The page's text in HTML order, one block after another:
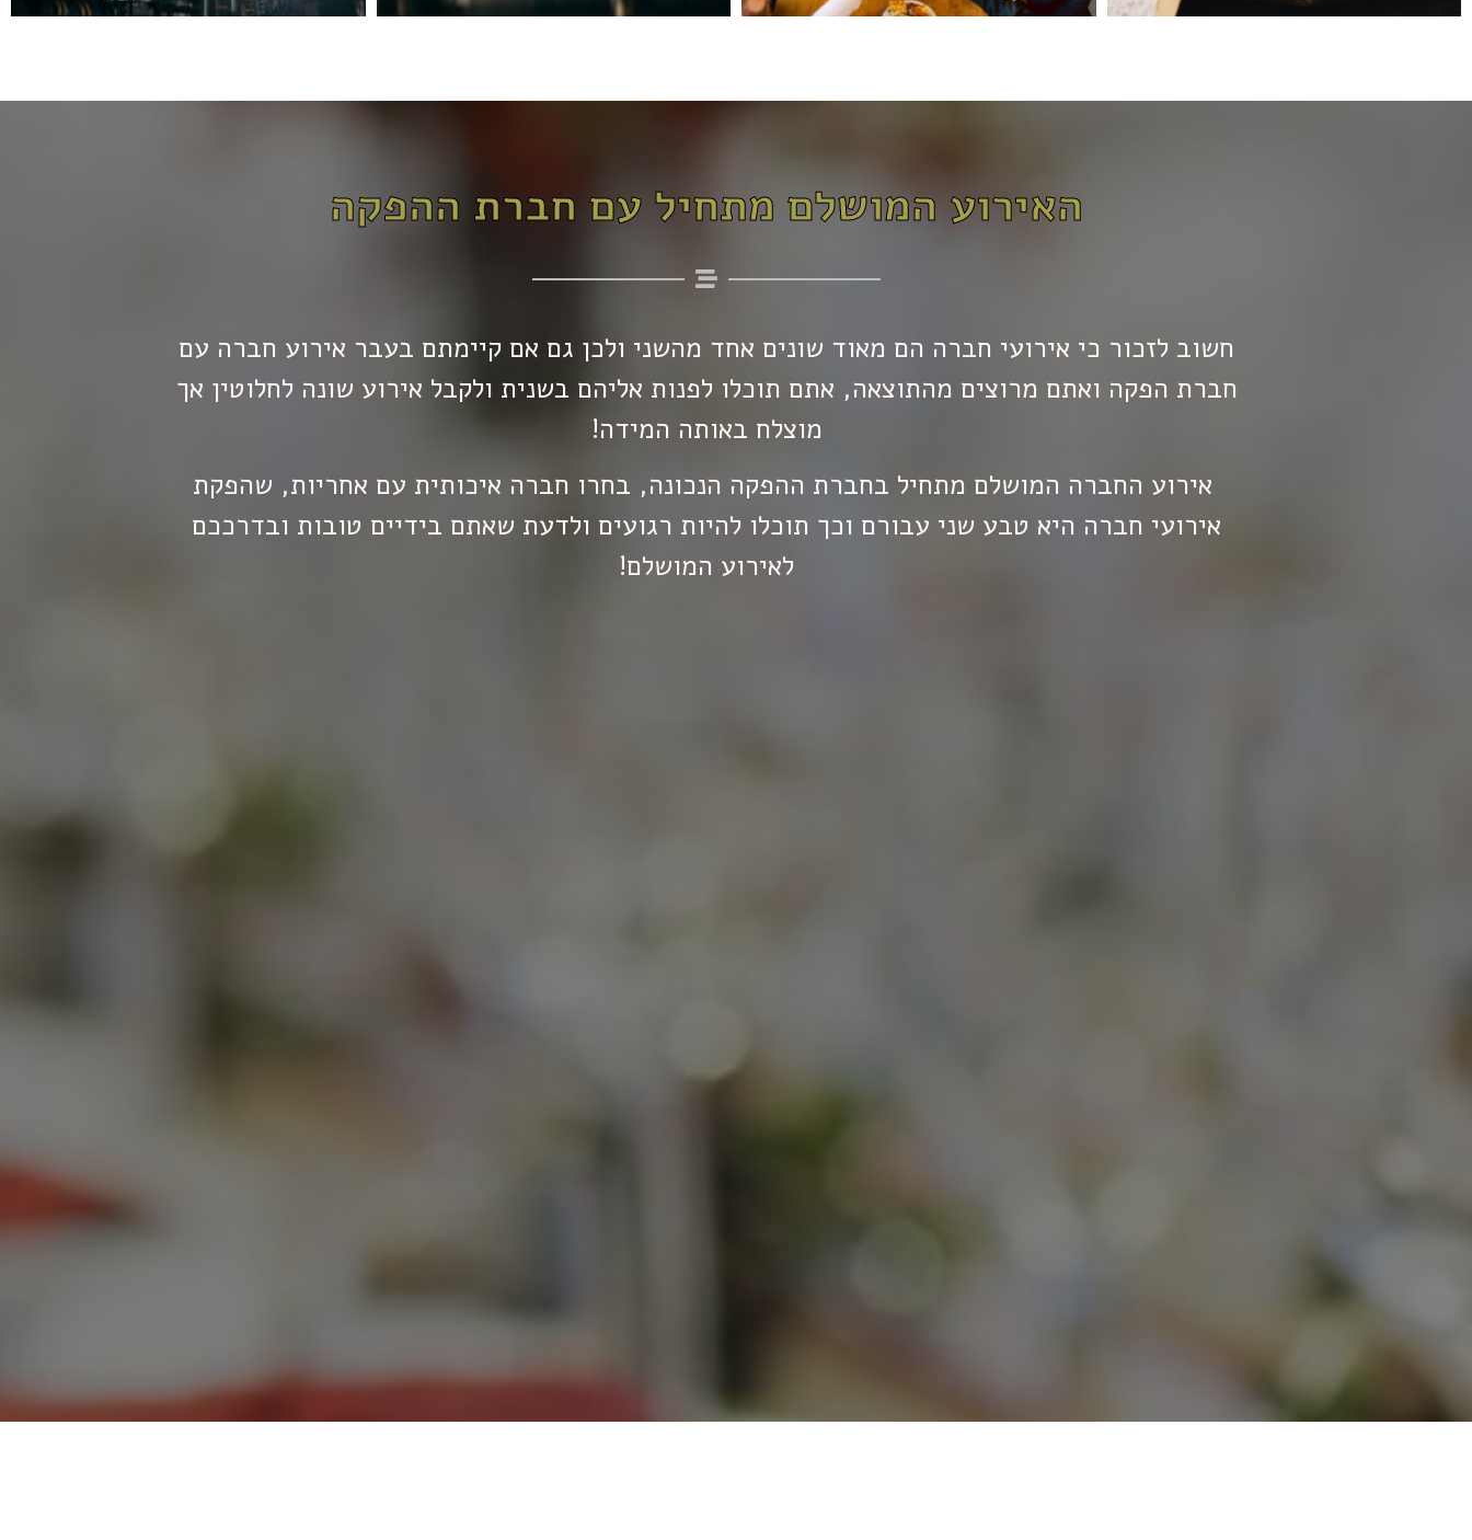
האירוע המושלם מתחיל עם חברת ההפקה
חשוב לזכור כי אירועי חברה הם מאוד שונים אחד מהשני ולכן גם אם קיימתם בעבר אירוע חברה עם
חברת הפקה ואתם מרוצים מהתוצאה, אתם תוכלו לפנות אליהם בשנית ולקבל אירוע שונה לחלוטין אך
מוצלח באותה המידה!
אירוע החברה המושלם מתחיל בחברת ההפקה הנכונה, בחרו חברה איכותית עם אחריות, שהפקת
אירועי חברה היא טבע שני עבורם וכך תוכלו להיות רגועים ולדעת שאתם בידיים טובות ובדרככם
לאירוע המושלם!